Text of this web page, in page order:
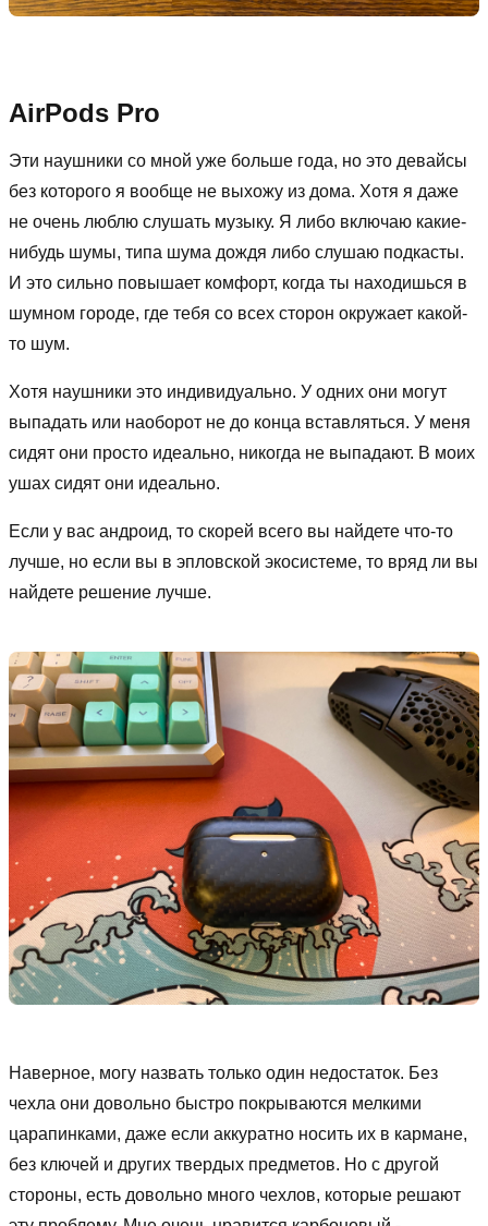
AirPods Pro
Эти наушники со мной уже больше года, но это девайсы
без которого я вообще не выхожу из дома. Хотя я даже
не очень люблю слушать музыку. Я либо включаю какие-
нибудь шумы, типа шума дождя либо слушаю подкасты.
И это сильно повышает комфорт, когда ты находишься в
шумном городе, где тебя со всех сторон окружает какой-
то шум.
Хотя наушники это индивидуально. У одних они могут
выпадать или наоборот не до конца вставляться. У меня
сидят они просто идеально, никогда не выпадают. В моих
ушах сидят они идеально.
Если у вас андроид, то скорей всего вы найдете что-то
лучше, но если вы в эпловской экосистеме, то вряд ли вы
найдете решение лучше.
Наверное, могу назвать только один недостаток. Без
чехла они довольно быстро покрываются мелкими
царапинками, даже если аккуратно носить их в кармане,
без ключей и других твердых предметов. Но с другой
стороны, есть довольно много чехлов, которые решают